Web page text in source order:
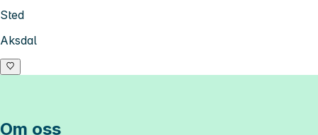
Sted
Aksdal
Om oss